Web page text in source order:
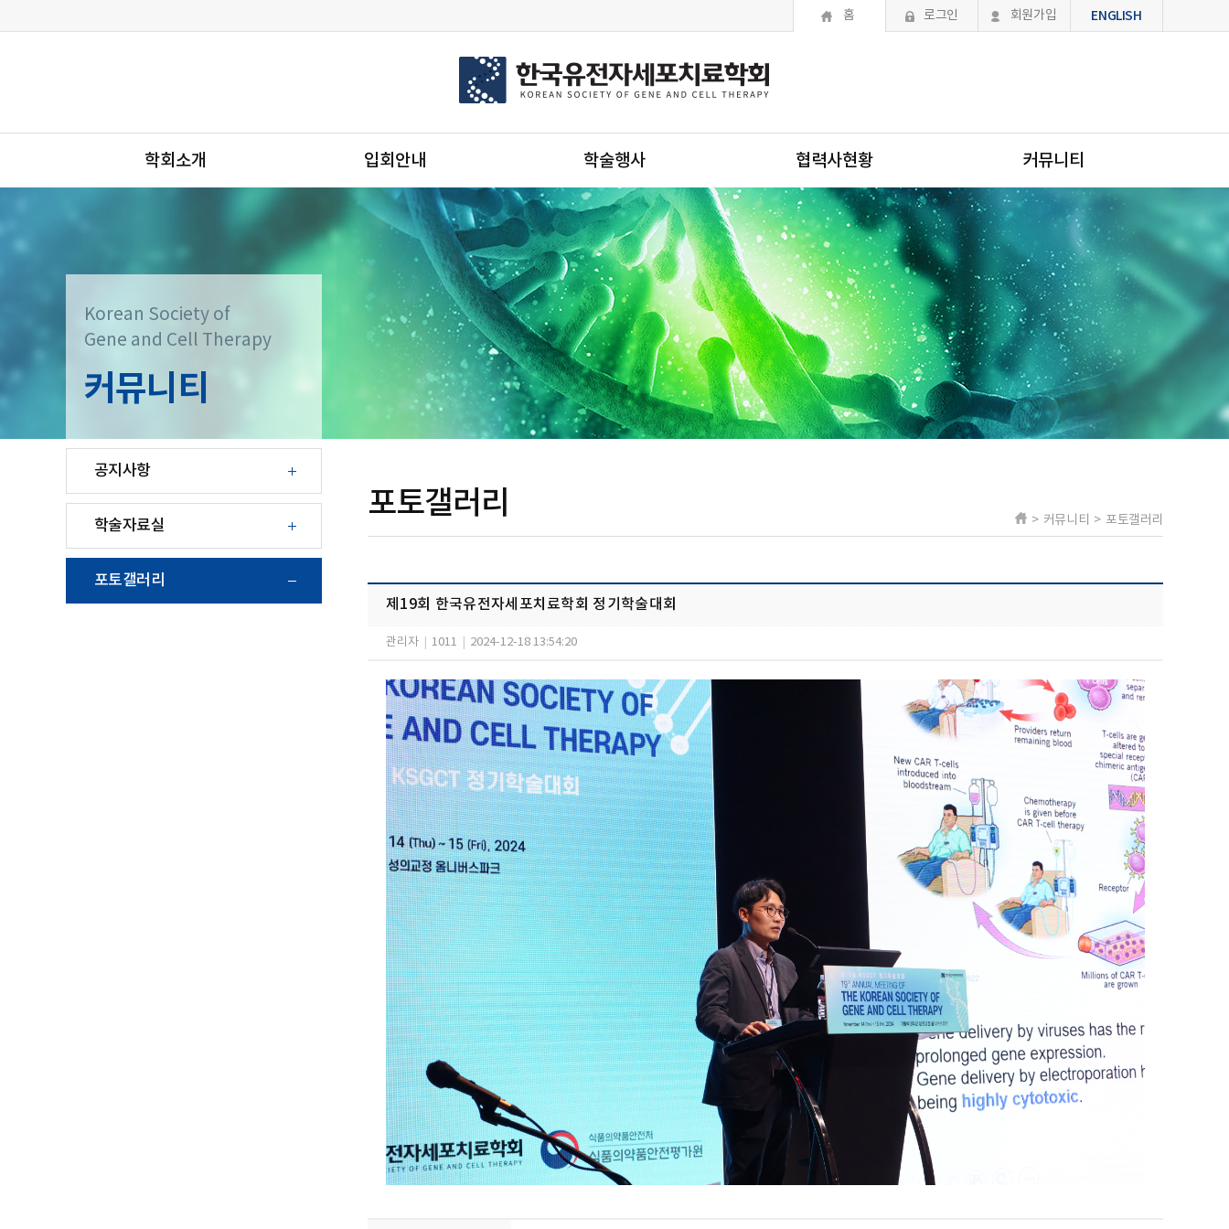
홈 로그인 회원가입 ENGLISH
학회소개 입회안내 학술행사 협력사현황 커뮤니티
Korean Society of
Gene and Cell Therapy
커뮤니티
공지사항
학술자료실
포토갤러리
포토갤러리 > 커뮤니티 > 포토갤러리
제19회 한국유전자세포치료학회 정기학술대회
관리자 1011 2024-12-18 13:54:20